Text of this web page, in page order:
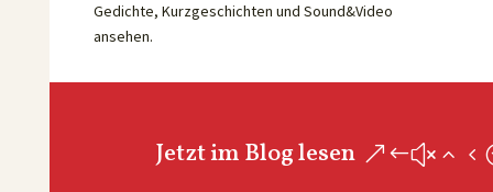
Gedichte, Kurzgeschichten und Sound&Video
ansehen.
Jetzt im Blog lesen